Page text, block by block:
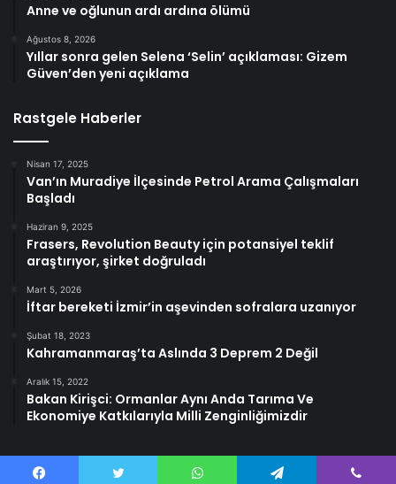
Anne ve oğlunun ardı ardına ölümü
Ağustos 8, 2026
Yıllar sonra gelen Selena ‘Selin’ açıklaması: Gizem
Güven’den yeni açıklama
Rastgele Haberler
Nisan 17, 2025
Van’ın Muradiye İlçesinde Petrol Arama Çalışmaları
Başladı
Haziran 9, 2025
Frasers, Revolution Beauty için potansiyel teklif
araştırıyor, şirket doğruladı
Mart 5, 2026
İftar bereketi İzmir’in aşevinden sofralara uzanıyor
Şubat 18, 2023
Kahramanmaraş’ta Aslında 3 Deprem 2 Değil
Aralık 15, 2022
Bakan Kirişci: Ormanlar Aynı Anda Tarıma Ve
Ekonomiye Katkılarıyla Milli Zenginliğimizdir